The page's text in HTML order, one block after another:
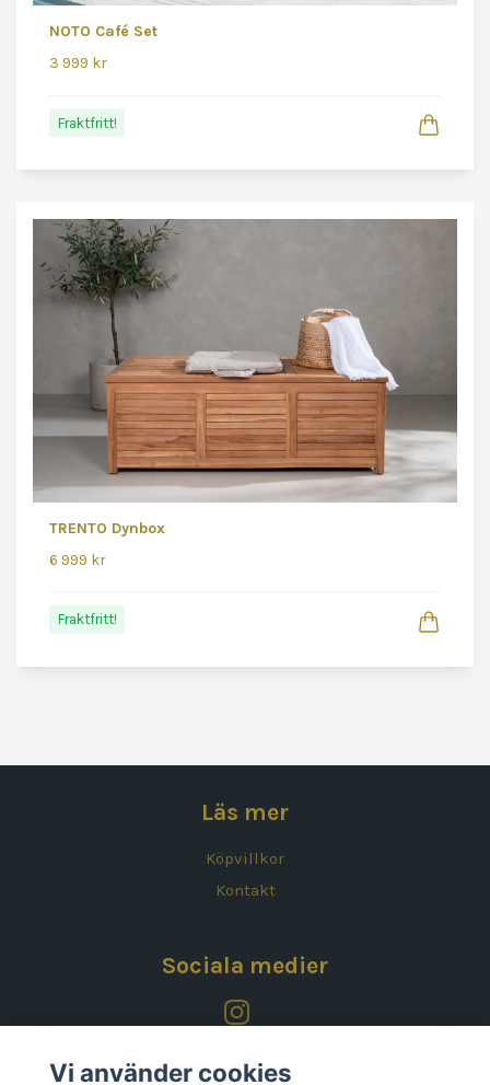
NOTO Café Set
3 999 kr
Fraktfritt!
TRENTO Dynbox
6 999 kr
Fraktfritt!
Läs mer
Köpvillkor
Kontakt
Sociala medier
Vi använder cookies